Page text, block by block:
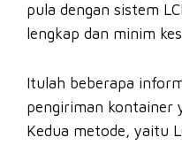
pula dengan sistem
lengkap dan minim
Itulah beberapa
pengiriman kontainer
Kedua metode, yaitu